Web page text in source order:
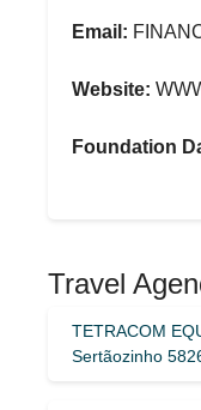
Email:
Website:
Foundation
Travel
TETRACOM
Sertãozinho